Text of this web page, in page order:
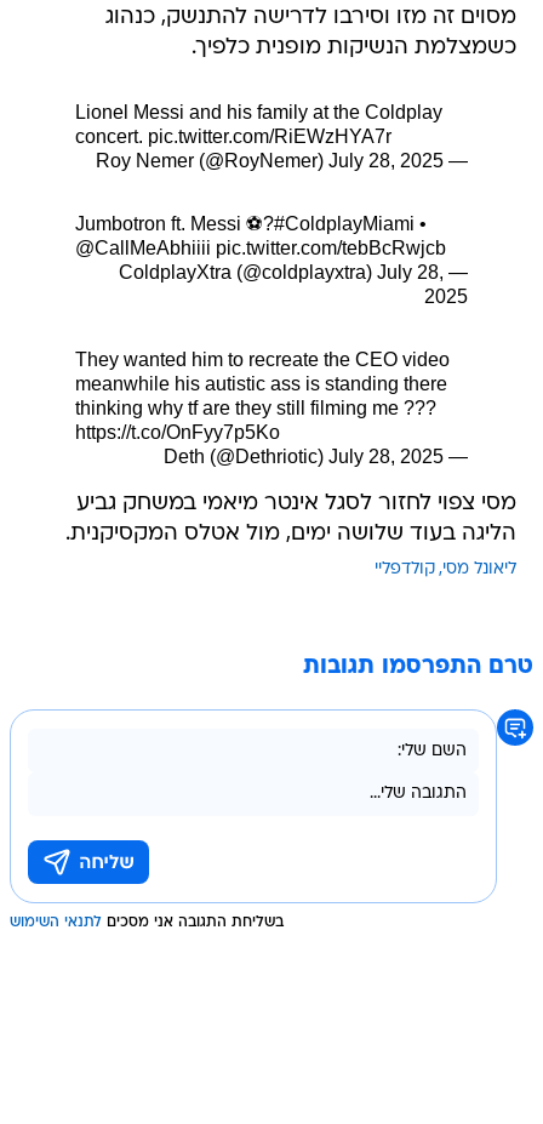
מסוים זה מזו וסירבו לדרישה להתנשק, כנהוג
כשמצלמת הנשיקות מופנית כלפיך.
Lionel Messi and his family at the Coldplay
concert. pic.twitter.com/RiEWzHYA7r
— Roy Nemer (@RoyNemer)
July 28, 2025
Jumbotron ft. Messi ⚽️?#ColdplayMiami •
@CallMeAbhiiii pic.twitter.com/tebBcRwjcb
— ColdplayXtra (@coldplayxtra)
July 28,
2025
They wanted him to recreate the CEO video
meanwhile his autistic ass is standing there
thinking why tf are they still filming me ???
https://t.co/OnFyy7p5Ko
— Deth (@Dethriotic)
July 28, 2025
מסי צפוי לחזור לסגל אינטר מיאמי במשחק גביע
הליגה בעוד שלושה ימים, מול אטלס המקסיקנית.
ליאונל מסי קולדפליי
טרם התפרסמו תגובות
בשליחת התגובה אני מסכים לתנאי השימוש